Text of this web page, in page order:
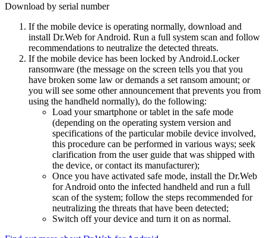
Download by serial number
If the mobile device is operating normally, download and
install Dr.Web for Android. Run a full system scan and follow
recommendations to neutralize the detected threats.
If the mobile device has been locked by Android.Locker
ransomware (the message on the screen tells you that you
have broken some law or demands a set ransom amount; or
you will see some other announcement that prevents you from
using the handheld normally), do the following:
Load your smartphone or tablet in the safe mode
(depending on the operating system version and
specifications of the particular mobile device involved,
this procedure can be performed in various ways; seek
clarification from the user guide that was shipped with
the device, or contact its manufacturer);
Once you have activated safe mode, install the Dr.Web
for Android onto the infected handheld and run a full
scan of the system; follow the steps recommended for
neutralizing the threats that have been detected;
Switch off your device and turn it on as normal.